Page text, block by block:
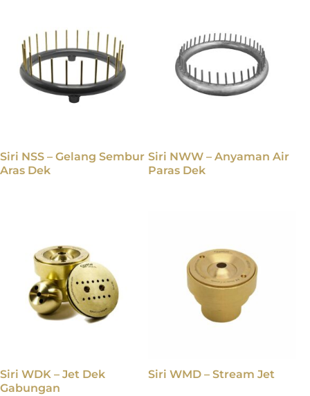
Siri NSS – Gelang Sembur
Aras Dek
Siri NWW – Anyaman Air
Paras Dek
Siri WDK – Jet Dek
Gabungan
Siri WMD – Stream Jet